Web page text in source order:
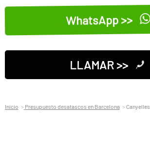
WhatsApp >>
LLAMAR >>
Inicio Presupuesto desatascos en Barcelona Canyelles